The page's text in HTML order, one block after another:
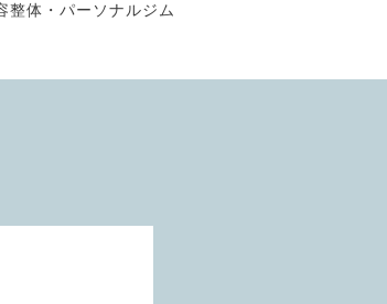
整体・パーソナルジム